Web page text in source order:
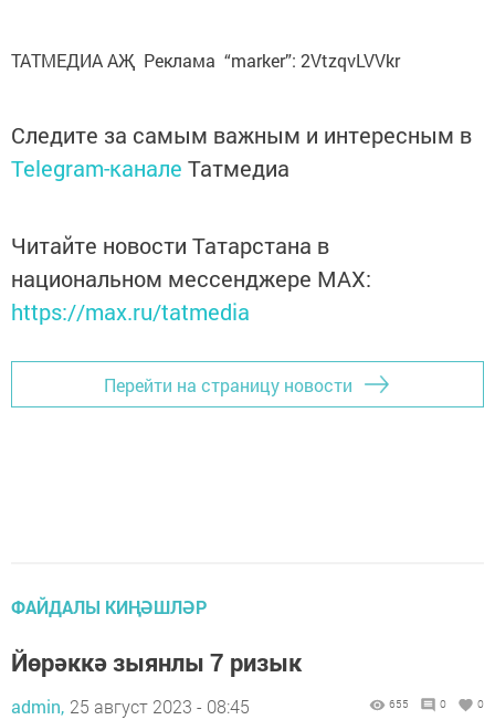
ТАТМЕДИА АҖ Реклама “marker”: 2VtzqvLVVkr
Следите за самым важным и интересным в
Telegram-канале Татмедиа
Читайте новости Татарстана в
национальном мессенджере MАХ:
https://max.ru/tatmedia
Перейти на страницу новости
ФАЙДАЛЫ КИҢӘШЛӘР
Йөрәккә зыянлы 7 ризык
admin, 25 август 2023 - 08:45 655 0 0